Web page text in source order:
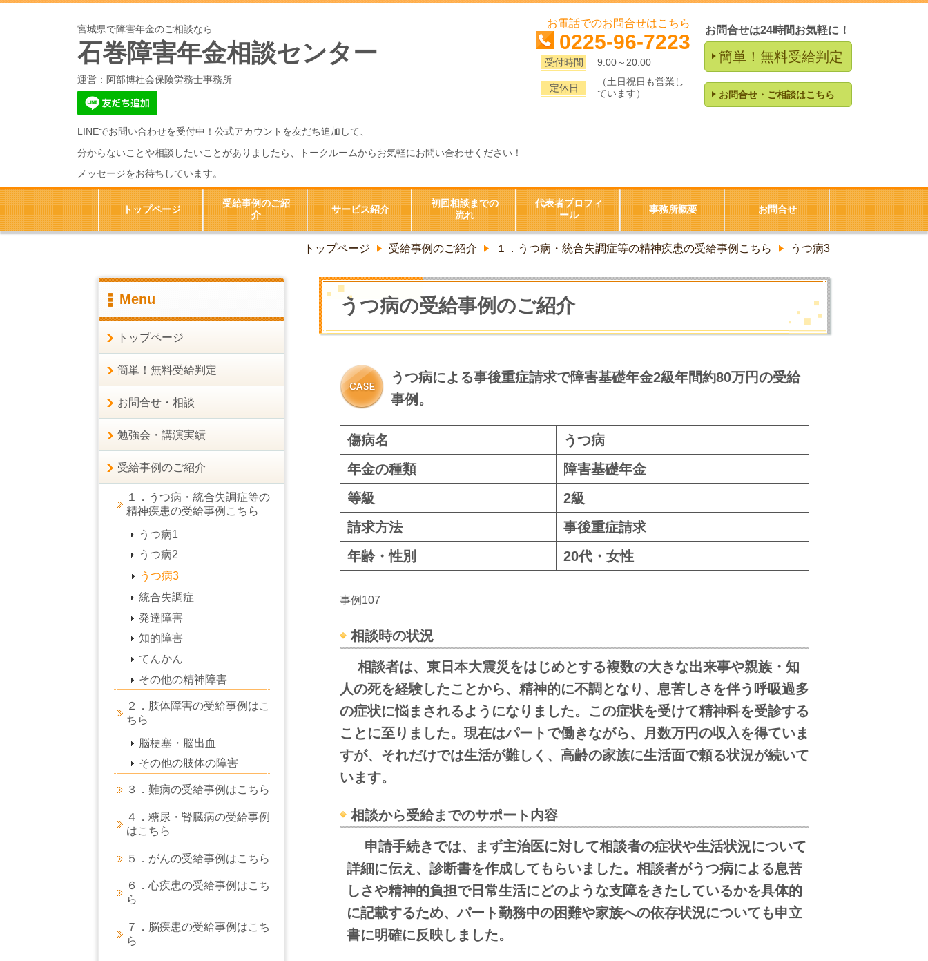
宮城県で障害年金のご相談なら
石巻障害年金相談センター
運営：阿部博社会保険労務士事務所
LINEでお問い合わせを受付中！公式アカウントを友だち追加して、
分からないことや相談したいことがありましたら、トークルームからお気軽にお問い合わせください！
メッセージをお待ちしています。
お電話でのお問合せはこちら
0225-96-7223
受付時間 9:00～20:00
定休日
（土日祝日も営業し
ています）
お問合せは24時間お気軽に！
簡単！無料受給判定
お問合せ・ご相談はこちら
トップページ
受給事例のご紹
介
サービス紹介
初回相談までの
流れ
代表者プロフィ
ール
事務所概要 お問合せ
トップページ 受給事例のご紹介 １．うつ病・統合失調症等の精神疾患の受給事例こちら うつ病3
うつ病の受給事例のご紹介
うつ病による事後重症請求で障害基礎年金2級年間約80万円の受給
事例。
傷病名
うつ病
年金の種類
障害基礎年金
等級
2級
請求方法
事後重症請求
年齢・性別
20代・女性
事例107
相談時の状況
相談者は、東日本大震災をはじめとする複数の大きな出来事や親族・知
人の死を経験したことから、精神的に不調となり、息苦しさを伴う呼吸過多
の症状に悩まされるようになりました。この症状を受けて精神科を受診する
ことに至りました。 現在はパートで働きながら、月数万円の収入を得ていま
すが、それだけでは生活が難しく、高齢の家族に生活面で頼る状況が続いて
います。
相談から受給までのサポート内容
申請手続きでは、まず主治医に対して相談者の症状や生活状況について
詳細に伝え、診断書を作成してもらいました。相談者がうつ病による息苦
しさや精神的負担で日常生活にどのような支障をきたしているかを具体的
に記載するため、パート勤務中の困難や家族への依存状況についても申立
書に明確に反映しました。
Menu
トップページ
簡単！無料受給判定
お問合せ・相談
勉強会・講演実績
受給事例のご紹介
１．うつ病・統合失調症等の
精神疾患の受給事例こちら
うつ病1
うつ病2
うつ病3
統合失調症
発達障害
知的障害
てんかん
その他の精神障害
２．肢体障害の受給事例はこ
ちら
脳梗塞・脳出血
その他の肢体の障害
３．難病の受給事例はこちら
４．糖尿・腎臓病の受給事例
はこちら
５．がんの受給事例はこちら
６．心疾患の受給事例はこち
ら
７．脳疾患の受給事例はこち
ら